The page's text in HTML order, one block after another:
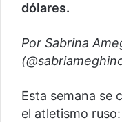
dólares.
Por Sabrina
Esta semana se
el atletismo